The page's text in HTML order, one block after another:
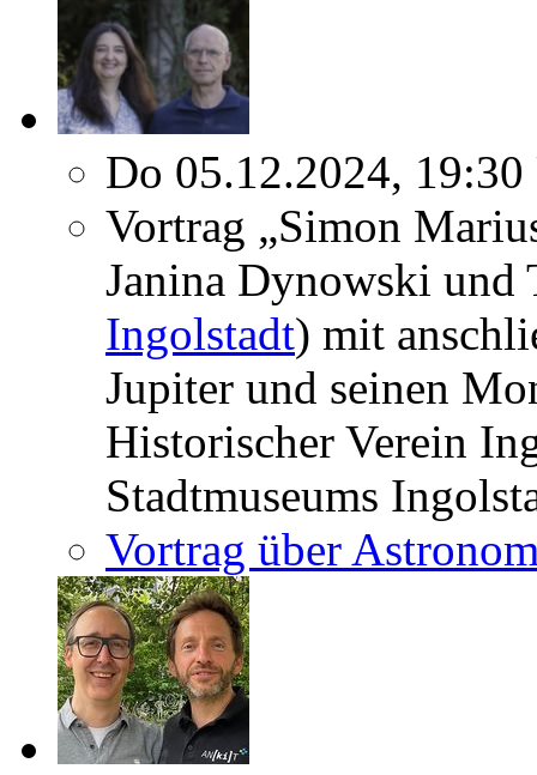
Do 05.12.2024,
Vortrag „Simon
Janina Dynowski und
Ingolstadt) mit
Jupiter und seinen
Historischer Verein
Stadtmuseums
Vortrag über